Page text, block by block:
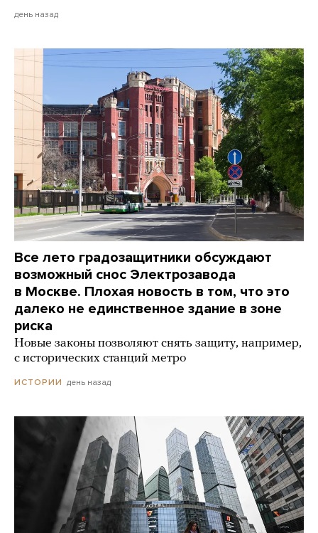
день назад
Все лето градозащитники обсуждают
возможный снос Электрозавода
в Москве. Плохая новость в том, что это
далеко не единственное здание в зоне
риска
Новые законы позволяют снять защиту, например,
с исторических станций метро
ИСТОРИИ день назад